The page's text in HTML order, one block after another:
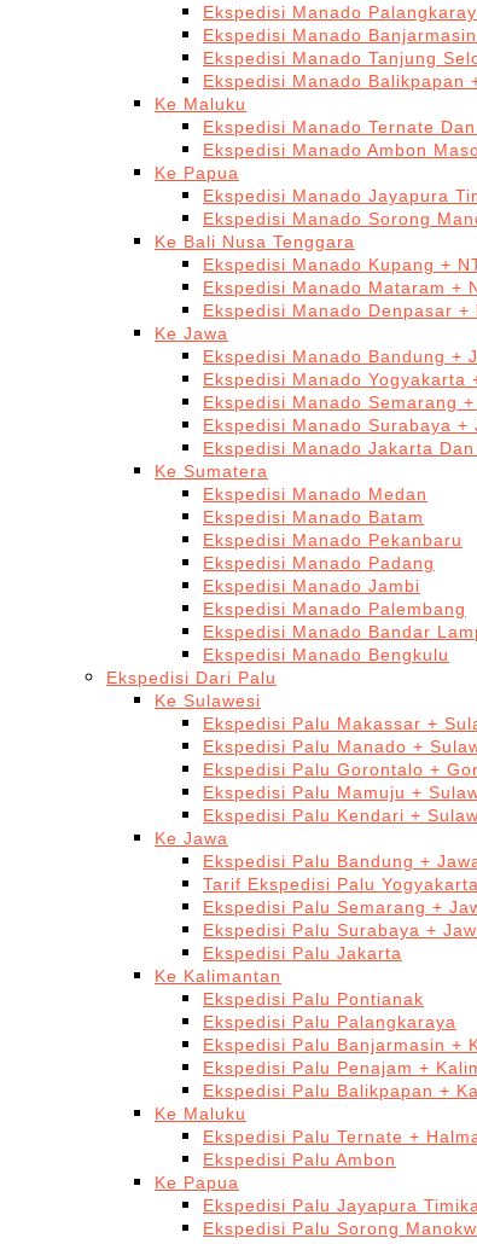
Ekspedisi Manado
Ekspedisi Manado
Ekspedisi Manado Tanjung
Ekspedisi Manado Balikpapan
Ke Maluku
Ekspedisi Manado Ternate
Ekspedisi Manado Ambon
Ke Papua
Ekspedisi Manado Jayapura
Ekspedisi Manado Sorong
Ke Bali Nusa Tenggara
Ekspedisi Manado Kupang +
Ekspedisi Manado Mataram +
Ekspedisi Manado Denpasar +
Ke Jawa
Ekspedisi Manado Bandung +
Ekspedisi Manado Yogyakarta
Ekspedisi Manado Semarang
Ekspedisi Manado Surabaya +
Ekspedisi Manado Jakarta
Ke Sumatera
Ekspedisi Manado Medan
Ekspedisi Manado Batam
Ekspedisi Manado Pekanbaru
Ekspedisi Manado Padang
Ekspedisi Manado Jambi
Ekspedisi Manado Palembang
Ekspedisi Manado Bandar
Ekspedisi Manado Bengkulu
Ekspedisi Dari Palu
Ke Sulawesi
Ekspedisi Palu Makassar +
Ekspedisi Palu Manado +
Ekspedisi Palu Gorontalo +
Ekspedisi Palu Mamuju +
Ekspedisi Palu Kendari +
Ke Jawa
Ekspedisi Palu Bandung +
Tarif Ekspedisi Palu Yogyakarta
Ekspedisi Palu Semarang +
Ekspedisi Palu Surabaya +
Ekspedisi Palu Jakarta
Ke Kalimantan
Ekspedisi Palu Pontianak
Ekspedisi Palu Palangkaraya
Ekspedisi Palu Banjarmasin +
Ekspedisi Palu Penajam +
Ekspedisi Palu Balikpapan +
Ke Maluku
Ekspedisi Palu Ternate +
Ekspedisi Palu Ambon
Ke Papua
Ekspedisi Palu Jayapura
Ekspedisi Palu Sorong